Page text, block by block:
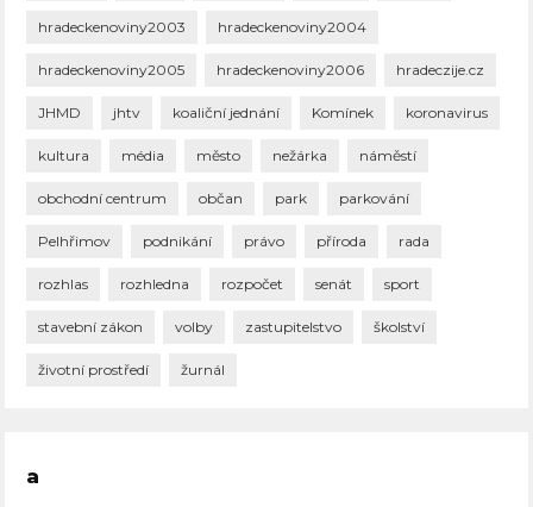
hradeckenoviny2003 hradeckenoviny2004
hradeckenoviny2005 hradeckenoviny2006 hradeczije.cz
JHMD jhtv koaliční jednání Komínek koronavirus
kultura média město nežárka náměstí
obchodní centrum občan park parkování
Pelhřimov podnikání právo příroda rada
rozhlas rozhledna rozpočet senát sport
stavební zákon volby zastupitelstvo školství
životní prostředí žurnál
a